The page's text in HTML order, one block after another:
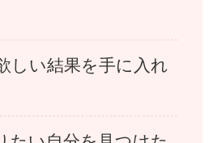
しい結果を手に入れ